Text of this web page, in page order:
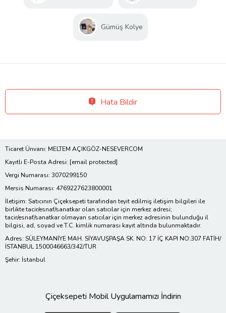
Gümüş Kolye
Hata Bildir
Ticaret Ünvanı: MELTEM AÇIKGÖZ-NESEVERCOM
Kayıtlı E-Posta Adresi: [email protected]
Vergi Numarası: 3070299150
Mersis Numarası: 4769227623800001
İletişim: Satıcının Çiçeksepeti tarafından teyit edilmiş iletişim bilgileri ile
birlikte tacir/esnaf/sanatkar olan satıcılar için merkez adresi;
tacir/esnaf/sanatkar olmayan satıcılar için merkez adresinin bulunduğu il
bilgisi, ad, soyad ve T.C. kimlik numarası kayıt altında bulunmaktadır.
Adres: SÜLEYMANİYE MAH. SİYAVUŞPAŞA SK. NO: 17 İÇ KAPI NO:307 FATİH/
İSTANBUL 1500046663/342/TUR
Şehir: İstanbul
Çiçeksepeti Mobil Uygulamamızı İndirin